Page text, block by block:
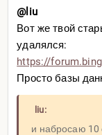
@liu
Вот же твой
удалялся:
https://
Просто базы
liu:
и набросаю